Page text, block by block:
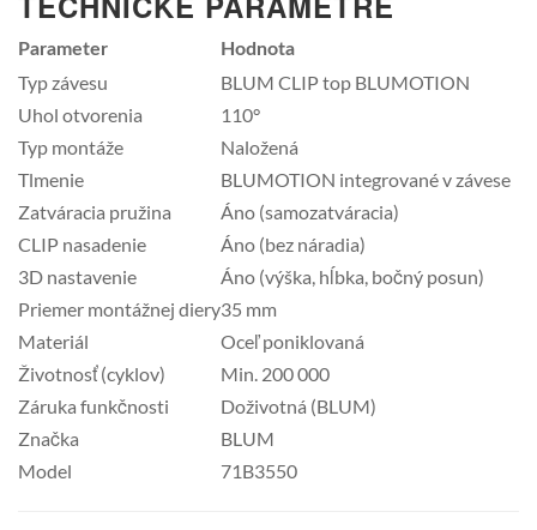
Parameter Hodnota
Typ závesu
BLUM CLIP top BLUMOTION
Uhol otvorenia
110°
Typ montáže
Naložená
Tlmenie
BLUMOTION integrované v závese
Zatváracia pružina
Áno (samozatváracia)
CLIP nasadenie
Áno (bez náradia)
3D nastavenie
Áno (výška, hĺbka, bočný posun)
Priemer montážnej diery35 mm
Materiál
Oceľ poniklovaná
Životnosť (cyklov)
Min. 200 000
Záruka funkčnosti
Doživotná (BLUM)
Značka
BLUM
Model
71B3550